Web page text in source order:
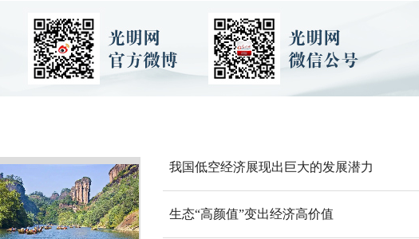
我国低空经济展现出巨大的发展潜力
生态“高颜值”变出经济高价值